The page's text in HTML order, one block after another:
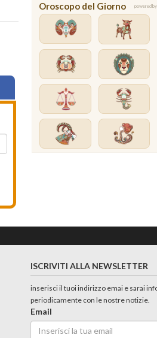
Oroscopo del Giorno powered by
ISCRIVITI ALLA NEWSLETTER
inserisci il tuoi indirizzo emai e sarai
periodicamente con le nostre notizie.
Email